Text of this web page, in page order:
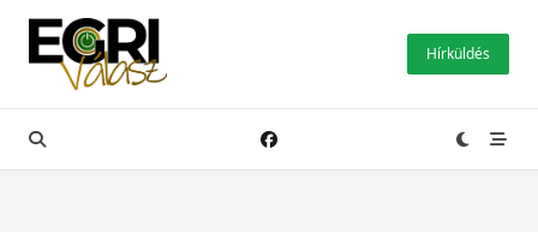
Skip
content
Hírküldés